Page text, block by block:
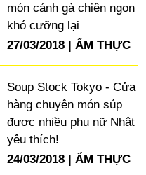
món cánh gà chiên ngon
khó cưỡng lại
27/03/2018
ẨM THỰC
Soup Stock Tokyo - Cửa
hàng chuyên món súp
được nhiều phụ nữ Nhật
yêu thích!
24/03/2018
ẨM THỰC